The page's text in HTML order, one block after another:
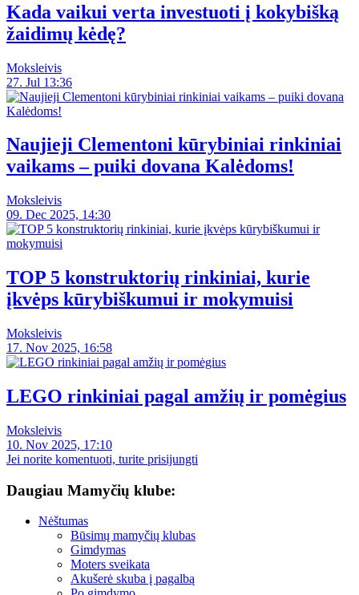
Kada vaikui verta investuoti į kokybišką
žaidimų kėdę?
Moksleivis
27. Jul 13:36
Naujieji Clementoni kūrybiniai rinkiniai
vaikams – puiki dovana Kalėdoms!
Moksleivis
09. Dec 2025, 14:30
TOP 5 konstruktorių rinkiniai, kurie
įkvėps kūrybiškumui ir mokymuisi
Moksleivis
17. Nov 2025, 16:58
LEGO rinkiniai pagal amžių ir pomėgius
Moksleivis
10. Nov 2025, 17:10
Jei norite komentuoti, turite prisijungti
Daugiau Mamyčių klube:
Nėštumas
Būsimų mamyčių klubas
Gimdymas
Moters sveikata
Akušerė skuba į pagalbą